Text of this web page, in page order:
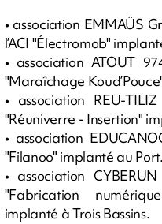
• association EMMAÜS
l’ACI "Électromob"
• association ATOUT
"Maraîchage
• association REU-
"Réuniverre - Insertion"
• association
"Filanoo" implanté au Port.
• association
"Fabrication
implanté à Trois Bassins.